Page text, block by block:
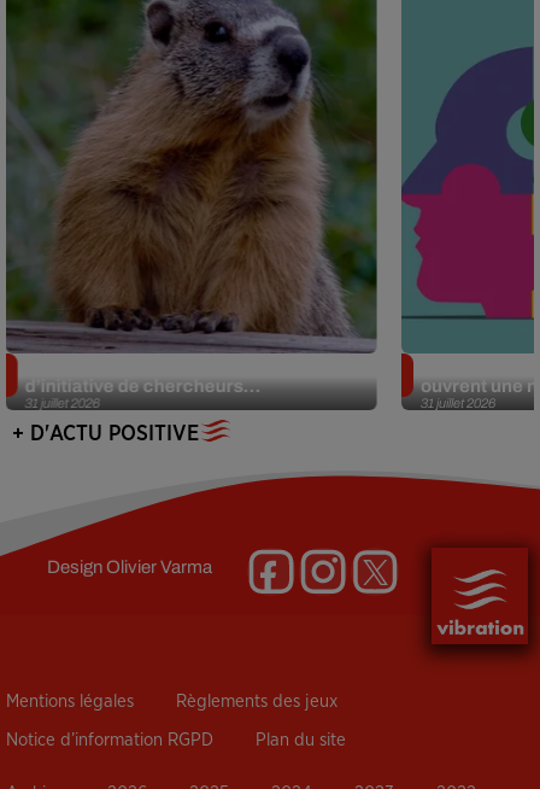
31 juillet 2026
d’initiative de chercheurs...
31 juillet 2026
ouvrent une
+ D'ACTU POSITIVE
DesignOlivier Varma
Mentions légales Règlements des jeux
Notice d’information RGPD Plan du site